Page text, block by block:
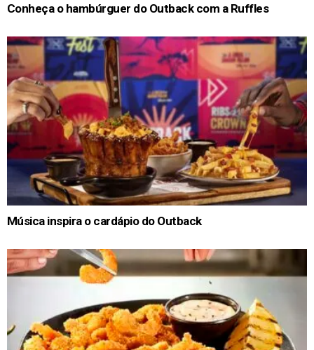
Conheça o hambúrguer do Outback com a Ruffles
Música inspira o cardápio do Outback